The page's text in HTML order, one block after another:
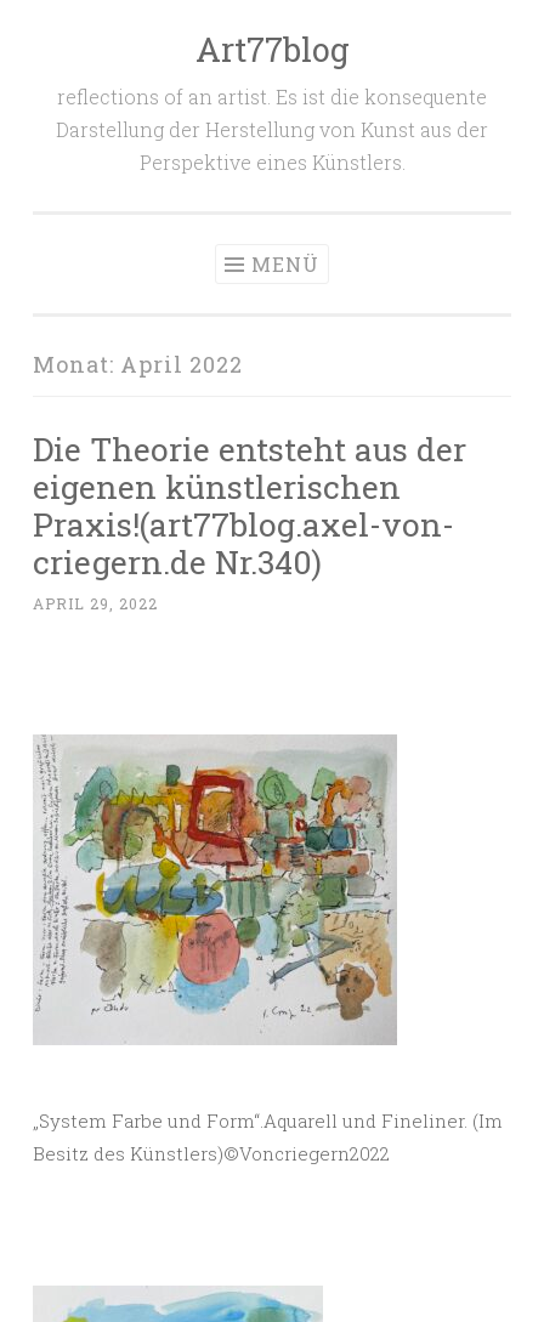
Art77blog
reflections of an artist. Es ist die konsequente
Darstellung der Herstellung von Kunst aus der
Perspektive eines Künstlers.
MENÜ
Monat: April 2022
Die Theorie entsteht aus der
eigenen künstlerischen
Praxis!(art77blog.axel-von-
criegern.de Nr.340)
APRIL 29, 2022
„System Farbe und Form“.Aquarell und Fineliner. (Im
Besitz des Künstlers)©️Voncriegern2022